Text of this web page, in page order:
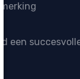
een